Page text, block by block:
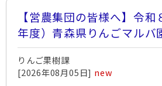
【営農集団の皆様へ】令和
年度）青森県りんごマルバ
機械導入支援事業の追加募
りんご果樹課
[2026年08月05日] new